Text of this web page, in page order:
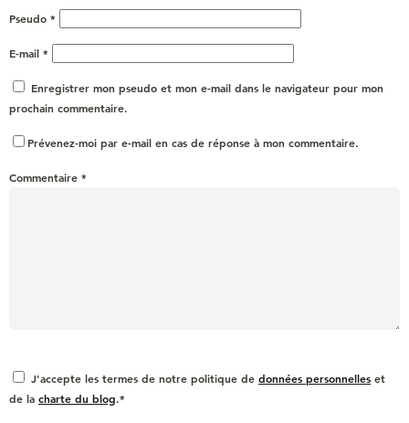
Pseudo *
E-mail *
Enregistrer mon pseudo et mon e-mail dans le navigateur pour mon
prochain commentaire.
Prévenez-moi par e-mail en cas de réponse à mon commentaire.
Commentaire *
J'accepte les termes de notre politique de données personnelles et
de la charte du blog.*